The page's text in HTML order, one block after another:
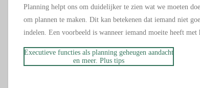
Planning helpt ons om duidelijker te zien wat we moeten
om plannen te maken. Dit kan betekenen dat iemand niet
indelen. Een voorbeeld is wanneer iemand moeite heeft
Executieve functies als planning geheugen aandacht
en meer. Plus tips